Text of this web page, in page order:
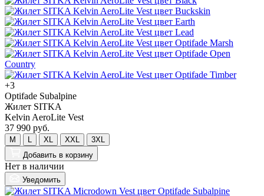
+3
Optifade Subalpine
Жилет SITKA
Kelvin AeroLite Vest
37 990 руб.
M XL XXL
3XL
Добавить в корзину
Нет в наличии
Уведомить